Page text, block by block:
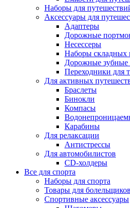
Наборы для
Аксессуары для
Адаптеры
Дорожные
Несессеры
Наборы складных
Дорожные зубные
Переходники для
Для активных
Браслеты
Бинокли
Компасы
Карабины
Для релаксации
Антистрессы
Для автомобилистов
CD-холдеры
Все для спорта
Наборы для спорта
Товары для болельщиков
Спортивные аксессуары